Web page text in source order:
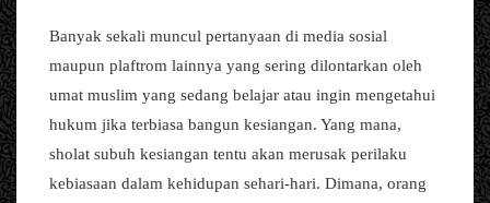
Banyak sekali muncul pertanyaan di media sosial
maupun plaftrom lainnya yang sering dilontarkan oleh
umat muslim yang sedang belajar atau ingin mengetahui
hukum jika terbiasa bangun kesiangan. Yang mana,
sholat subuh kesiangan tentu akan merusak perilaku
kebiasaan dalam kehidupan sehari-hari. Dimana, orang